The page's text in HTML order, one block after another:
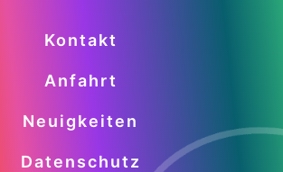
Kontakt
Anfahrt
Neuigkeiten
Datenschutz